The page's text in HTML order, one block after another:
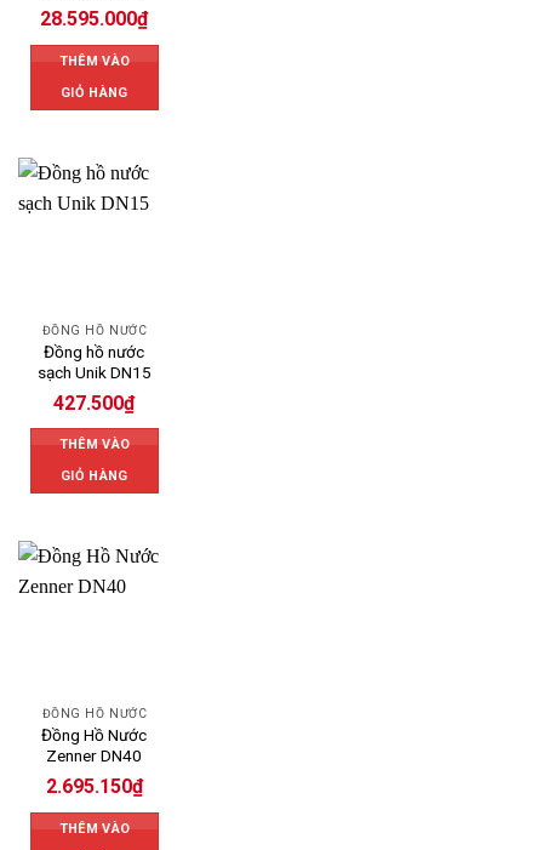
28.595.000₫
THÊM VÀO
GIỎ HÀNG
ĐỒNG HỒ NƯỚC
Đồng hồ nước
sạch Unik DN15
427.500₫
THÊM VÀO
GIỎ HÀNG
ĐỒNG HỒ NƯỚC
Đồng Hồ Nước
Zenner DN40
2.695.150₫
THÊM VÀO